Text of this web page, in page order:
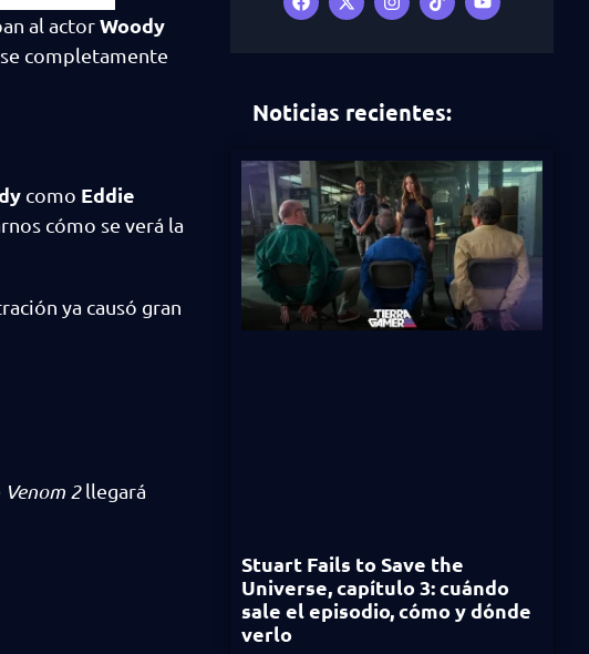
al actorWoody
completamente
como Eddie
cómo se verá la
ya causó gran
Venom 2llegará
Noticias recientes:
Stuart Fails to Save the
Universe, capítulo 3: cuándo
sale el episodio, cómo y dónde
verlo